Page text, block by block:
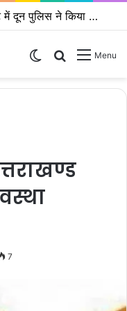
एसएसपी दून के निर्देशों पर एसपी ऋषिकेश द्वारा कावड़ मेला क्षेत्रों का किया निरीक्षण
Menu
Search for
Switch skin
7